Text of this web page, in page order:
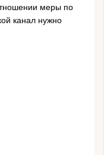
меры по
канал нужно